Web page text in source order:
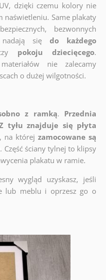
dzięki czemu kolory nie
naświetleniu. Same plakaty
bezwonnych
nadają siędo każdego
pokoju dziecięcego.
nie zalecamy
o dużej wilgotności.
z ramką. Przednia
tyłu znajduje się płyta
, na której zamocowane są
. Część ściany tylnej to klipsy
plakatu w ramie.
wygląd uzyskasz, jeśli
lub meblu i oprzesz go o